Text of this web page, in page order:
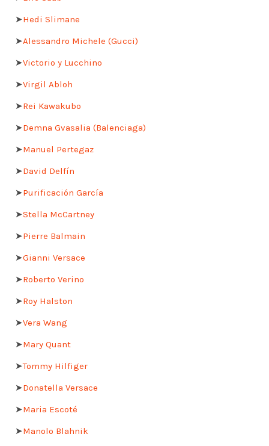
➤Hedi Slimane
➤Alessandro Michele (Gucci)
➤Victorio y Lucchino
➤Virgil Abloh
➤Rei Kawakubo
➤Demna Gvasalia (Balenciaga)
➤Manuel Pertegaz
➤David Delfín
➤Purificación García
➤Stella McCartney
➤Pierre Balmain
➤Gianni Versace
➤Roberto Verino
➤Roy Halston
➤Vera Wang
➤Mary Quant
➤Tommy Hilfiger
➤Donatella Versace
➤Maria Escoté
➤Manolo Blahnik